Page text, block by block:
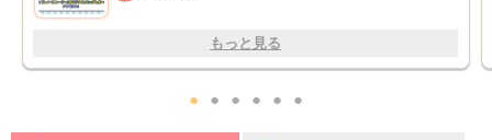
もっと見る
● ● ● ● ● ●